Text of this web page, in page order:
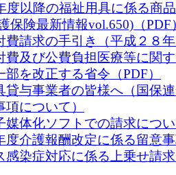
度以降の福祉用具に係る商
保険最新情報vol.650)（PDF
費請求の手引き（平成２８
費及び公費負担医療等に関
部を改正する省令（PDF）
貸与事業者の皆様へ（国保
について）
媒体化ソフトでの請求につ
度介護報酬改定に係る留意
感染症対応に係る上乗せ請